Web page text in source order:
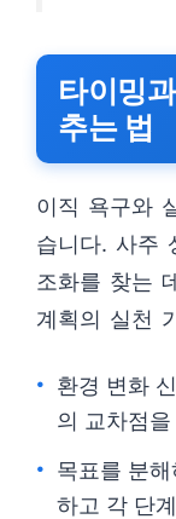
타이밍
추는 법
이직 욕구와
습니다. 사주
조화를 찾는
계획의 실천
환경 변화
의 교차점
목표를 분
하고 각 단